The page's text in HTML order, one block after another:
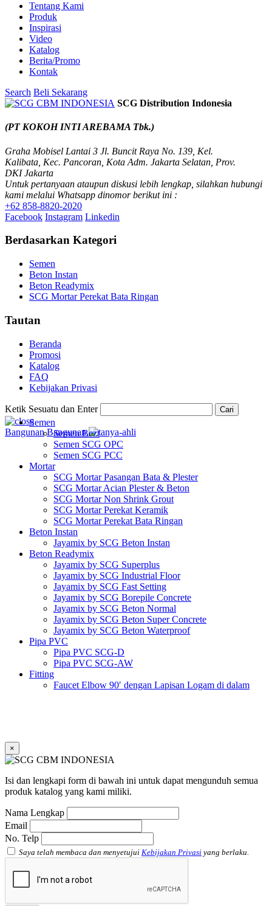
Tentang Kami
Produk
Inspirasi
Video
Katalog
Berita/Promo
Kontak
Search Beli Sekarang
SCG Distribution Indonesia
(PT KOKOH INTI AREBAMA Tbk.)
Graha Mobisel Lantai 3 Jl. Buncit Raya No. 139, Kel.
Kalibata, Kec. Pancoran, Kota Adm. Jakarta Selatan, Prov.
DKI Jakarta
Untuk pertanyaan ataupun diskusi lebih lengkap, silahkan hubungi
kami melalui Whatsapp dinomor berikut ini :
+62 858-8820-2020
Facebook Instagram Linkedin
Berdasarkan Kategori
Semen
Beton Instan
Beton Readymix
SCG Mortar Perekat Bata Ringan
Tautan
Beranda
Promosi
Katalog
FAQ
Kebijakan Privasi
Ketik Sesuatu dan Enter Cari
Bangunan Bangunan
Semen
Semen Bezt
Semen SCG OPC
Semen SCG PCC
Mortar
SCG Mortar Pasangan Bata & Plester
SCG Mortar Acian Plester & Beton
SCG Mortar Non Shrink Grout
SCG Mortar Perekat Keramik
SCG Mortar Perekat Bata Ringan
Beton Instan
Jayamix by SCG Beton Instan
Beton Readymix
Jayamix by SCG Superplus
Jayamix by SCG Industrial Floor
Jayamix by SCG Fast Setting
Jayamix by SCG Borepile Concrete
Jayamix by SCG Beton Normal
Jayamix by SCG Beton Super Concrete
Jayamix by SCG Beton Waterproof
Pipa PVC
Pipa PVC SCG-D
Pipa PVC SCG-AW
Fitting
Faucet Elbow 90′ dengan Lapisan Logam di dalam
Plug SCG AW
Atap Akrilik Shinkolite Shade
Atap Akrilik Shinkolite Heat Cut
×
Isi dan lengkapi form di bawah ini untuk dapat mengunduh semua
produk katalog yang kami miliki.
Nama Lengkap
Email
No. Telp
Saya telah membaca dan menyetujui Kebijakan Privasi yang berlaku.